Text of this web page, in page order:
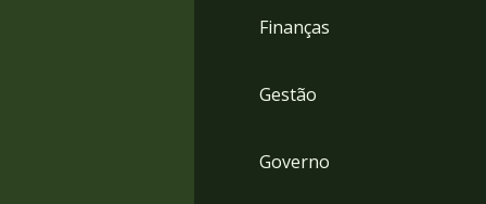
Finanças
Gestão
Governo